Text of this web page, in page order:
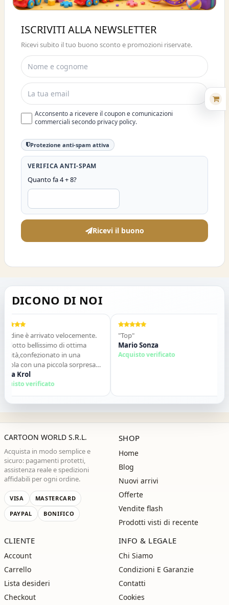
ISCRIVITI E OTTIENI SUBITO UNO
SCONTO DEL 10%
ISCRIVITI ALLA NEWSLETTER
Ricevi subito il tuo buono sconto e promozioni riservate.
Acconsento a ricevere il coupon e comunicazioni
commerciali secondo privacy policy.
Protezione anti-spam attiva
VERIFICA ANTI-SPAM
Quanto fa 4 + 8?
Ricevi il buono
DICONO DI NOI
è arrivato velocemente.
bellissimo di ottima
in una
con una piccola sorpresa
Tutto perfetto. Lo
vivamente. Grazie ,alla
Krol
verificato
"Top"
Mario Sonza
Acquisto verificato
CARTOON WORLD S.R.L.
Acquista in modo semplice e
sicuro: pagamenti protetti,
assistenza reale e spedizioni
affidabili per ogni ordine.
VISA
MASTERCARD
PAYPAL
BONIFICO
SHOP
Home
Blog
Nuovi arrivi
Offerte
Vendite flash
Prodotti visti di recente
CLIENTE
Account
Carrello
Lista desideri
Checkout
INFO & LEGALE
Chi Siamo
Condizioni E Garanzie
Contatti
Cookies